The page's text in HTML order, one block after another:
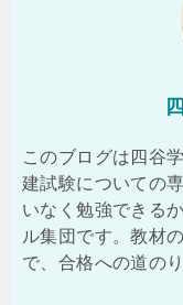
このブログは四谷
建試験についての
いなく勉強できる
ル集団です。教材
で、合格への道の